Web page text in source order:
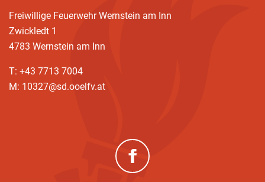
Freiwillige Feuerwehr Wernstein am Inn
Zwickledt 1
4783 Wernstein am Inn
T: +43 7713 7004
M: 10327@sd.ooelfv.at
(neues Fenster)